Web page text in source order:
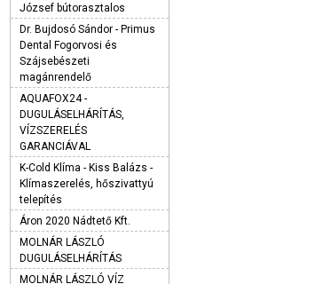
József bútorasztalos
Dr. Bujdosó Sándor - Primus
Dental Fogorvosi és
Szájsebészeti
magánrendelő
AQUAFOX24 -
DUGULÁSELHÁRÍTÁS,
VÍZSZERELÉS
GARANCIÁVAL
K-Cold Klíma - Kiss Balázs -
Klímaszerelés, hőszivattyú
telepítés
Áron 2020 Nádtető Kft.
MOLNÁR LÁSZLÓ
DUGULÁSELHÁRÍTÁS
MOLNÁR LÁSZLÓ VÍZ